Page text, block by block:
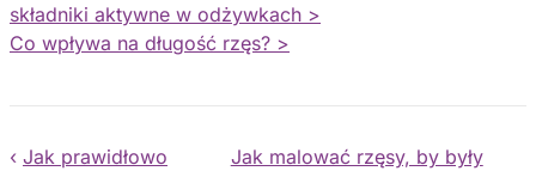
składniki aktywne w odżywkach >
Co wpływa na długość rzęs? >
‹ Jak prawidłowo
Jak malować rzęsy, by były